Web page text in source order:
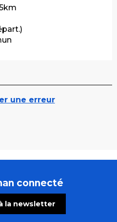
une erreur
connecté
la newsletter